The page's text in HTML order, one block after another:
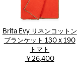
Brita Evy リネンコットン
ブランケット 130 x 190
トマト
￥26,400